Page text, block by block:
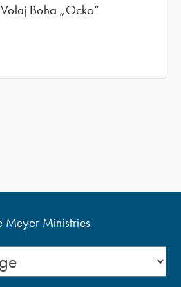
Volaj Boha „Ocko“